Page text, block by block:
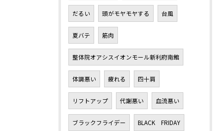
だるい 頭がモヤモヤする 台風
夏バテ 筋肉
整体院オアシスイオンモール新利府南館
体調悪い 疲れる 四十肩
リフトアップ 代謝悪い 血流悪い
ブラックフライデー BLACK FRIDAY